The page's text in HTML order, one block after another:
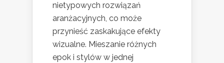
nietypowych rozwiązań
aranżacyjnych, co może
przynieść zaskakujące efekty
wizualne. Mieszanie różnych
epok i stylów w jednej